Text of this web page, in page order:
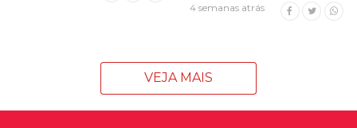
4 semanas atrás
VEJA MAIS